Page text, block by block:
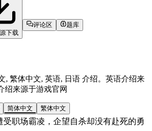
下载
评论区 题库
, 繁体中文, 英语, 日语 介绍。英语介绍来
绍来源于游戏官网
简体中文 繁体中文
受职场霸凌，企望自杀却没有赴死的勇